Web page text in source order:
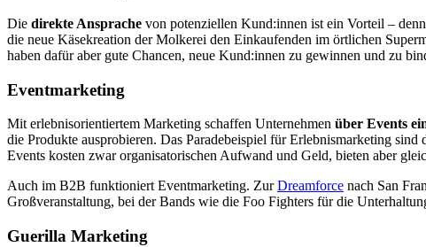
Die direkte Ansprache von potenziellen Kund:innen ist ein Vorteil –
die neue Käsekreation der Molkerei den Einkaufenden im örtlichen
haben dafür aber gute Chancen, neue Kund:innen zu gewinnen und zu
Eventmarketing
Mit erlebnisorientiertem Marketing schaffen Unternehmen über Events
die Produkte ausprobieren. Das Paradebeispiel für Erlebnismarketing
Events kosten zwar organisatorischen Aufwand und Geld, bieten aber
Auch im B2B funktioniert Eventmarketing. ZurDreamforce nach San
Großveranstaltung, bei der Bands wie die Foo Fighters für die
Guerilla Marketing